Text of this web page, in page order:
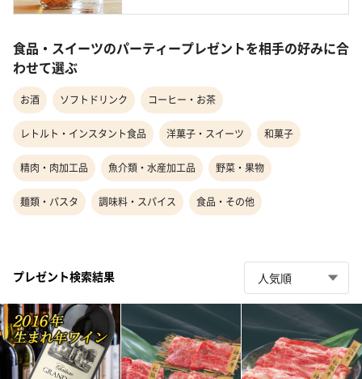
食品・スイーツのパーティープレゼントを相手の好みに合
わせて選ぶ
お酒 ソフトドリンク コーヒー・お茶
レトルト・インスタント食品 洋菓子・スイーツ 和菓子
精肉・肉加工品 魚介類・水産加工品 野菜・果物
麺類・パスタ 調味料・スパイス 食品・その他
プレゼント検索結果